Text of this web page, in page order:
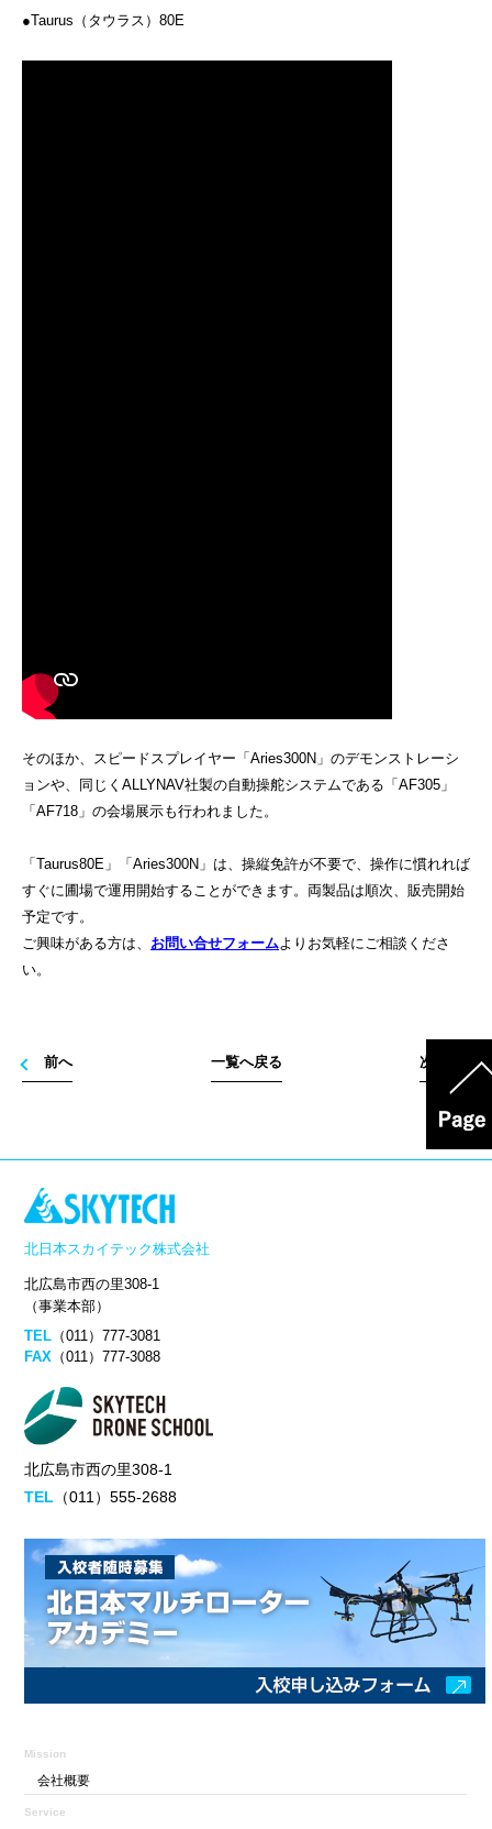
●Taurus（タウラス）80E
そのほか、スピードスプレイヤー「 Aries300N 」のデモンストレーシ
ョンや、同じく ALLYNAV社製の自動操舵システムである「 AF305 」
「 AF718 」の会場展示も行われました。
「 Taurus80E 」「 Aries300N 」は、操縦免許が不要で、操作に慣れれば
すぐに圃場で運用開始することができます。両製品は順次、販売開始
予定です。
ご興味がある方は、 お問い合せフォームよりお気軽にご相談くださ
い。
前へ 一覧へ戻る 次へ
北日本スカイテック株式会社
北広島市西の里308-1
（事業本部）
TEL （011）777-3081
FAX （011）777-3088
北広島市西の里308-1
TEL （011）555-2688
Mission
会社概要
Service